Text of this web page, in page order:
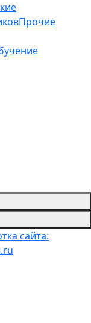
Прочие
сайта: